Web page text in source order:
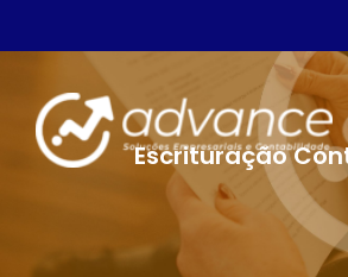
Escrituração